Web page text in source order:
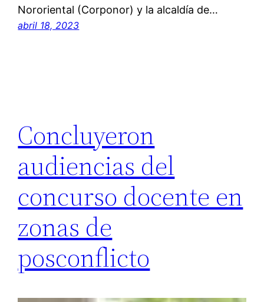
Nororiental (Corponor) y la alcaldía de…
abril 18, 2023
Concluyeron
audiencias del
concurso docente en
zonas de
posconflicto